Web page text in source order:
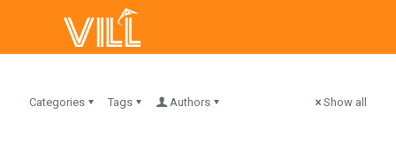
Categories Tags Authors Show all